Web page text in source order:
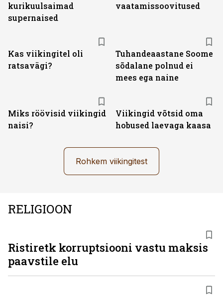
kurikuulsaimad
supernaised
vaatamissoovitused
Kas viikingitel oli
ratsavägi?
Tuhandeaastane Soome
sõdalane polnud ei
mees ega naine
Miks röövisid viikingid
naisi?
Viikingid võtsid oma
hobused laevaga kaasa
Rohkem viikingitest
RELIGIOON
Ristiretk korruptsiooni vastu maksis
paavstile elu